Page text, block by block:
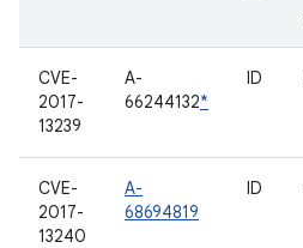
CVE-
2017-
13239
A-
66244132*
ID
CVE-
2017-
13240
A-
68694819
ID